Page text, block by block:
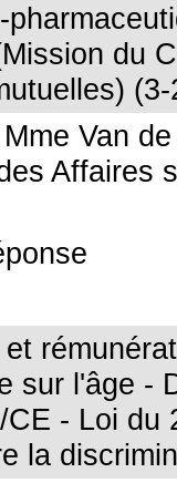
du
Van
Affaires
sur l'âge -
- Loi du
la